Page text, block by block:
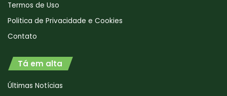
Termos de Uso
Politica de Privacidade e Cookies
Contato
Tá em alta
Últimas Notícias